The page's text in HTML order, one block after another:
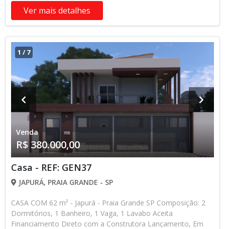
Ver mais detalhes
1 /7
Venda
R$ 380.000,00
Casa - REF: GEN37
JAPURÁ, PRAIA GRANDE - SP
CASA COM 62 m² - Japurá - Praia Grande SP Composição: 2
Dormitórios, 1 Banheiro, 1 Vaga, 1 Lavabo Aceita
Financiamento Direto com a Construtora Lançamento, Em